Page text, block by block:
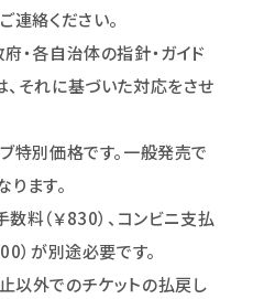
連絡ください。
・各自治体の指針・ガイド
それに基づいた対応をさせ
特別価格です。一般発売で
ます。
料（￥830）、コンビニ支払
）が別途必要です。
外でのチケットの払戻し